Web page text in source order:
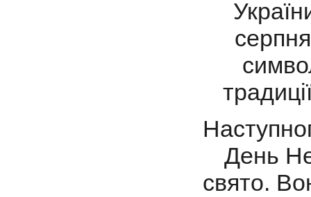
День
свято.